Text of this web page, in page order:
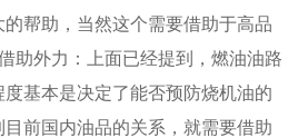
帮助，当然这个需要借助于高品
助外力：上面已经提到，燃油油路
基本是决定了能否预防烧机油的
前国内油品的关系，就需要借助